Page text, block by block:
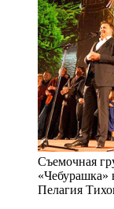
Съемочная
«Чебурашка»
Пелагия